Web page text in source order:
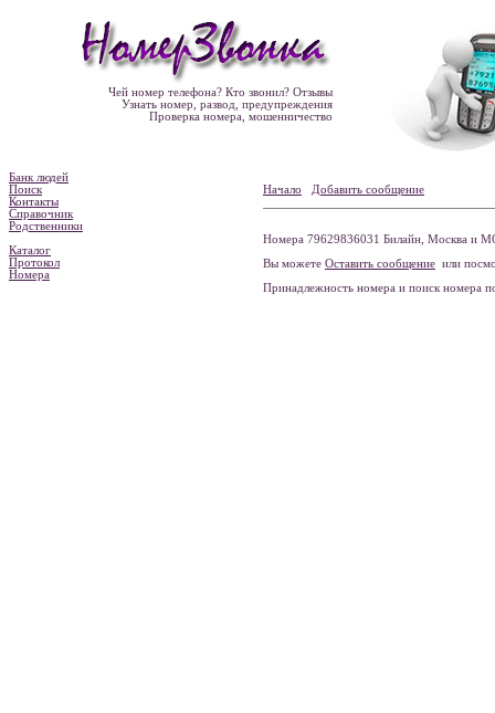
Чей номер телефона? Кто звонил? Отзывы
Узнать номер, развод, предупреждения
Проверка номера, мошенничество
Банк людей
Поиск
Контакты
Справочник
Родственники
Каталог
Протокол
Номера
Начало Добавить сообщение
Номера 79629836031 Билайн, Москва и
Вы можете Оставить сообщение или
Принадлежность номера и поиск номера